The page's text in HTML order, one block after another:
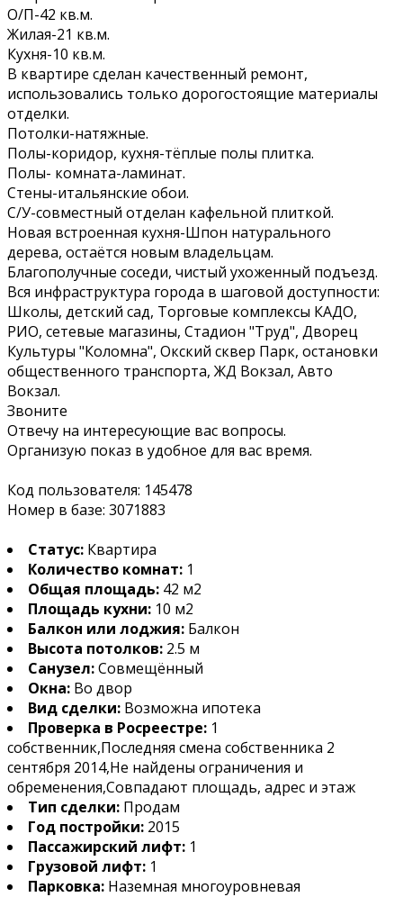
О/П-42 кв.м.
Жилая-21 кв.м.
Кухня-10 кв.м.
В квартире сделан качественный ремонт,
использовались только дорогостоящие материалы
отделки.
Потолки-натяжные.
Полы-коридор, кухня-тёплые полы плитка.
Полы- комната-ламинат.
Стены-итальянские обои.
С/У-совместный отделан кафельной плиткой.
Новая встроенная кухня-Шпон натурального
дерева, остаётся новым владельцам.
Благополучные соседи, чистый ухоженный подъезд.
Вся инфраструктура города в шаговой доступности:
Школы, детский сад, Торговые комплексы КАДО,
РИО, сетевые магазины, Стадион "Труд", Дворец
Культуры "Коломна", Окский сквер Парк, остановки
общественного транспорта, ЖД Вокзал, Авто
Вокзал.
Звоните
Отвечу на интересующие вас вопросы.
Организую показ в удобное для вас время.
Код пользователя: 145478
Номер в базе: 3071883
Статус: Квартира
Количество комнат: 1
Общая площадь: 42 м2
Площадь кухни: 10 м2
Балкон или лоджия: Балкон
Высота потолков: 2.5 м
Санузел:Совмещённый
Окна: Во двор
Вид сделки: Возможна ипотека
Проверка в Росреестре: 1
собственник,Последняя смена собственника 2
сентября 2014,Не найдены ограничения и
обременения,Совпадают площадь, адрес и этаж
Тип сделки: Продам
Год постройки: 2015
Пассажирский лифт: 1
Грузовой лифт: 1
Парковка: Наземная многоуровневая